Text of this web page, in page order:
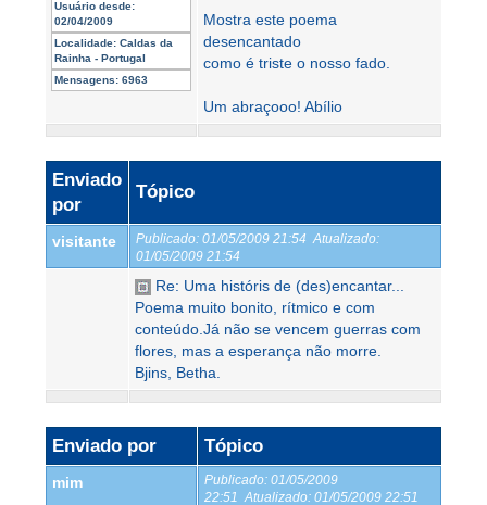
Usuário desde:
02/04/2009
Localidade: Caldas da
Rainha - Portugal
Mensagens: 6963
Mostra este poema
desencantado
como é triste o nosso fado.
Um abraçooo! Abílio
Enviado
por
Tópico
visitante Publicado: 01/05/2009 21:54 Atualizado:
01/05/2009 21:54
Re: Uma históris de (des)encantar...
Poema muito bonito, rítmico e com
conteúdo.Já não se vencem guerras com
flores, mas a esperança não morre.
Bjins, Betha.
Enviado por Tópico
mim Publicado: 01/05/2009
22:51 Atualizado: 01/05/2009 22:51